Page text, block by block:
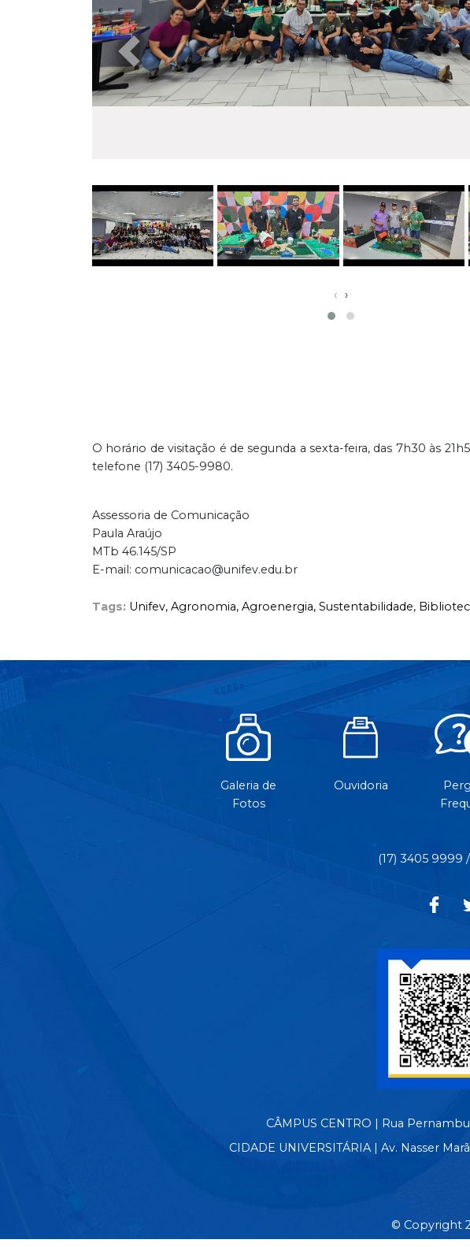
‹ ›
Anterior
O horário de visitação é de segunda a sexta-feira, das 7h30 às
telefone (17) 3405-9980.
Assessoria de Comunicação
Paula Araújo
MTb 46.145/SP
E-mail: comunicacao@unifev.edu.br
Tags: Unifev, Agronomia, Agroenergia, Sustentabilidade,
Galeria de
Fotos
Ouvidoria
(17) 3405 9999
CÂMPUS CENTRO | Rua
CIDADE UNIVERSITÁRIA | Av. Nasser
© Copyright